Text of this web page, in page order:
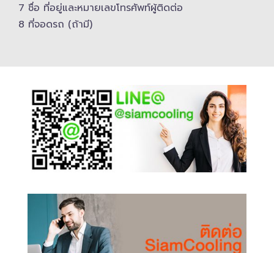
7 ชื่อ ที่อยู่และ​หมายเลขโทรศัพท์​ผู้ติดต่อ
8 ที่จอดรถ (ถ้ามี)​